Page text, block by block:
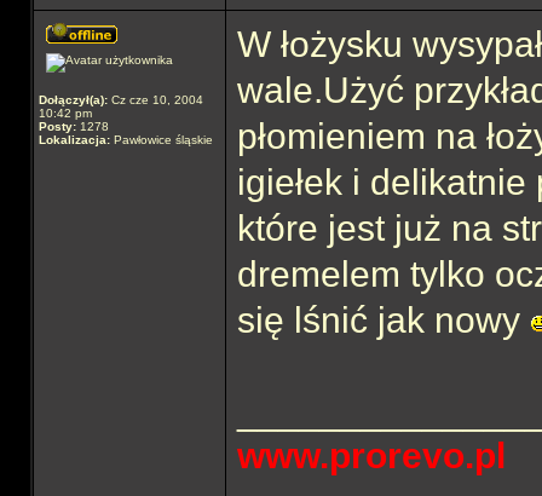
Dołączył(a): Cz cze 10, 2004
10:42 pm
Posty: 1278
Lokalizacja: Pawłowice śląskie
W łożysku
wale.Użyć
płomieniem na
igiełek i
które jest już na
dremelem tylko
się lśnić jak nowy
www.prorevo.pl